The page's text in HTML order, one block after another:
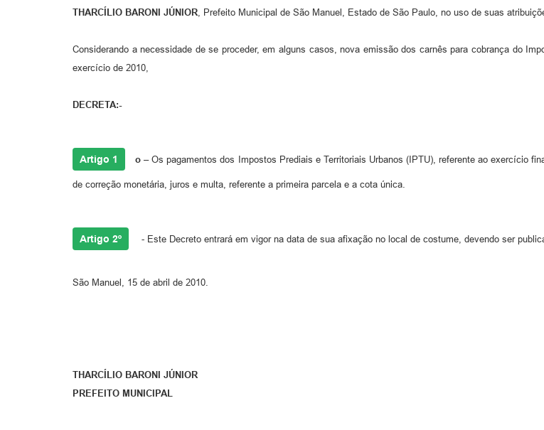
THARCÍLIO BARONI JÚNIOR, Prefeito Municipal de São Manuel, Estado de São Paulo, no uso de suas
Considerando a necessidade de se proceder, em alguns casos, nova emissão dos carnês para cobrança do
exercício de 2010,
DECRETA:-
Artigo 1 o –Os pagamentos dos Impostos Prediais e Territoriais Urbanos (IPTU), referente ao exercício
de correção monetária, juros e multa, referente a primeira parcela e a cota única.
Artigo 2º - Este Decreto entrará em vigor na data de sua afixação no local de costume, devendo ser
São Manuel, 15 de abril de 2010.
THARCÍLIO BARONI JÚNIOR
PREFEITO MUNICIPAL